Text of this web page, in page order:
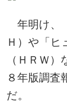
年明け、
Ｈ）や「ヒ
（ＨＲＷ
８年版調査
だ。